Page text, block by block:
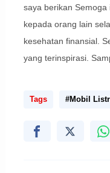
saya berikan Semoga
kepada orang lain
kesehatan finansial.
yang terinspirasi.
Tags #Mobil